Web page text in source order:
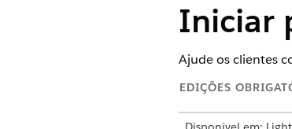
Iniciar
Ajude os clientes
EDIÇÕES